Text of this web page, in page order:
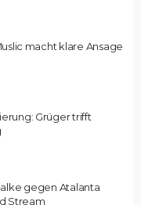
macht klare Ansage
Grüger trifft
gegen Atalanta
Stream